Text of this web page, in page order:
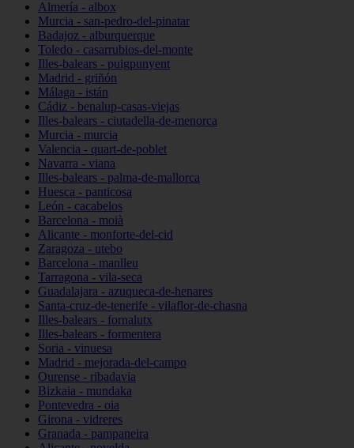
Almería - albox
Murcia - san-pedro-del-pinatar
Badajoz - alburquerque
Toledo - casarrubios-del-monte
Illes-balears - puigpunyent
Madrid - griñón
Málaga - istán
Cádiz - benalup-casas-viejas
Illes-balears - ciutadella-de-menorca
Murcia - murcia
Valencia - quart-de-poblet
Navarra - viana
Illes-balears - palma-de-mallorca
Huesca - panticosa
León - cacabelos
Barcelona - moià
Alicante - monforte-del-cid
Zaragoza - utebo
Barcelona - manlleu
Tarragona - vila-seca
Guadalajara - azuqueca-de-henares
Santa-cruz-de-tenerife - vilaflor-de-chasna
Illes-balears - fornalutx
Illes-balears - formentera
Soria - vinuesa
Madrid - mejorada-del-campo
Ourense - ribadavia
Bizkaia - mundaka
Pontevedra - oia
Girona - vidreres
Granada - pampaneira